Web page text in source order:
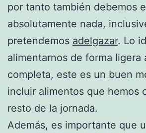
por tanto también debemos
absolutamente nada,
pretendemos adelgazar. Lo
alimentarnos de forma ligera
completa, este es un buen
incluir alimentos que hemos
resto de la jornada.
Además, es importante que